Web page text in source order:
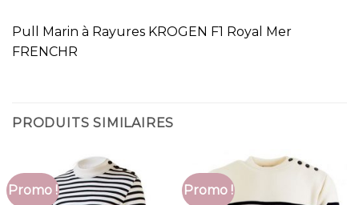
Pull Marin à Rayures KROGEN F1 Royal Mer
FRENCHR
PRODUITS SIMILAIRES
Promo ! Promo !